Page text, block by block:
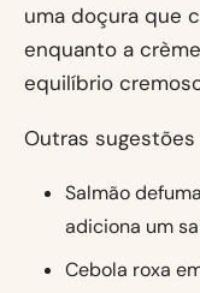
uma doçura que
enquanto a
equilíbrio
Outras
Salmão
adiciona um
Cebola roxa